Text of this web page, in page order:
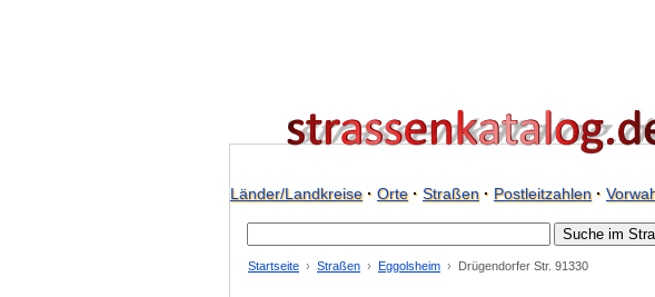
Länder/Landkreise· Orte· Straßen· Postleitzahlen·
Startseite Straßen Eggolsheim Drügendorfer Str. 91330